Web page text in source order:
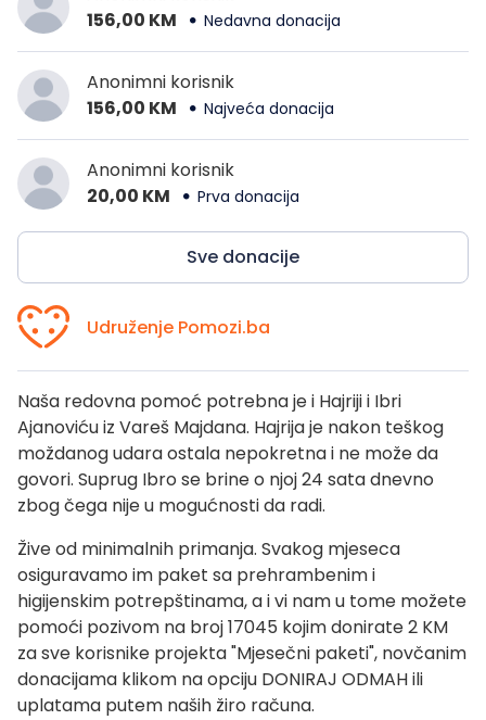
156,00 KM
Nedavna donacija
Anonimni korisnik
156,00 KM
Najveća donacija
Anonimni korisnik
20,00 KM
Prva donacija
Sve donacije
Udruženje Pomozi.ba
Naša redovna pomoć potrebna je i Hajriji i Ibri
Ajanoviću iz Vareš Majdana. Hajrija je nakon teškog
moždanog udara ostala nepokretna i ne može da
govori. Suprug Ibro se brine o njoj 24 sata dnevno
zbog čega nije u mogućnosti da radi.
Žive od minimalnih primanja. Svakog mjeseca
osiguravamo im paket sa prehrambenim i
higijenskim potrepštinama, a i vi nam u tome možete
pomoći pozivom na broj 17045 kojim donirate 2 KM
za sve korisnike projekta "Mjesečni paketi", novčanim
donacijama klikom na opciju DONIRAJ ODMAH ili
uplatama putem naših žiro računa.